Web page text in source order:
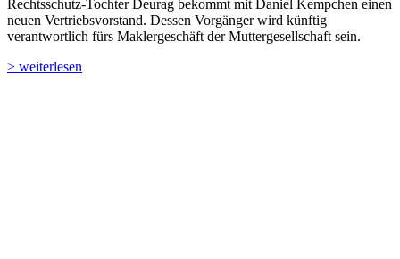
Rechtsschutz-Tochter Deurag bekommt mit Daniel Kempchen einen
neuen Vertriebsvorstand. Dessen Vorgänger wird künftig
verantwortlich fürs Maklergeschäft der Muttergesellschaft sein.
> weiterlesen